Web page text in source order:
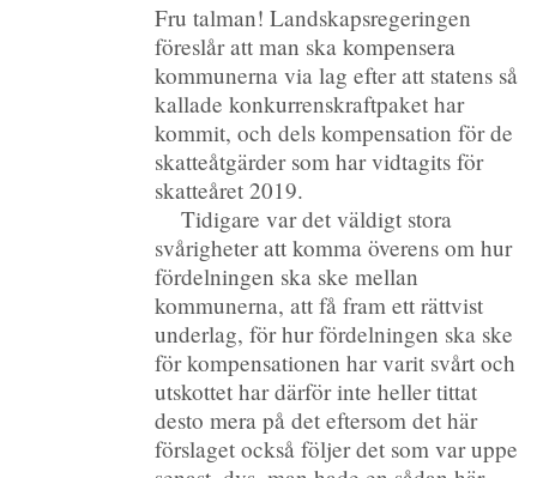
Fru talman! Landskapsregeringen
föreslår att man ska kompensera
kommunerna via lag efter att statens så
kallade konkurrenskraftpaket har
kommit, och dels kompensation för de
skatteåtgärder som har vidtagits för
skatteåret 2019.
Tidigare var det väldigt stora
svårigheter att komma överens om hur
fördelningen ska ske mellan
kommunerna, att få fram ett rättvist
underlag, för hur fördelningen ska ske
för kompensationen har varit svårt och
utskottet har därför inte heller tittat
desto mera på det eftersom det här
förslaget också följer det som var uppe